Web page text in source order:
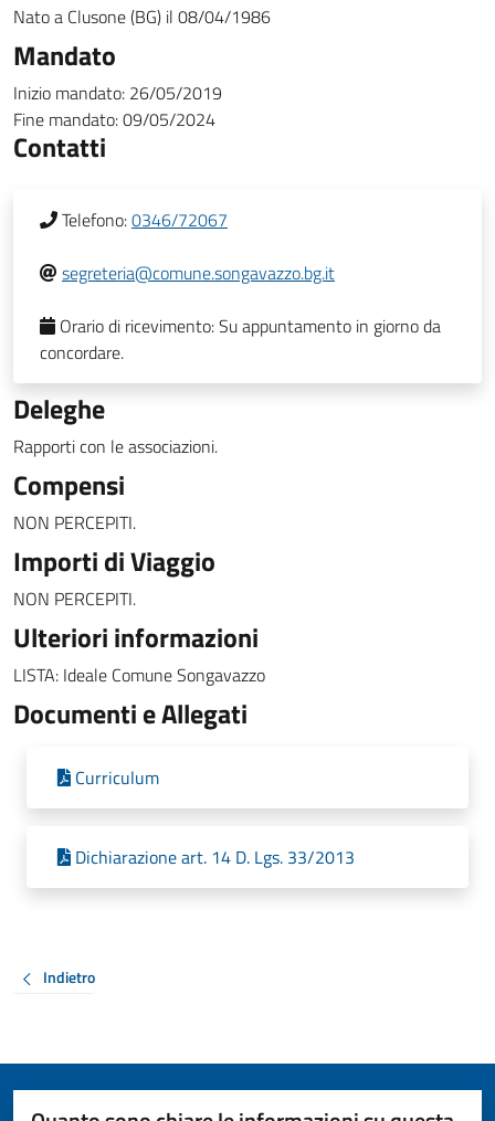
Nato a Clusone (BG) il 08/04/1986
Mandato
Inizio mandato: 26/05/2019
Fine mandato:09/05/2024
Contatti
Telefono:0346/72067
segreteria@comune.songavazzo.bg.it
Orario di ricevimento:Su appuntamento in giorno da
concordare.
Deleghe
Rapporti con le associazioni.
Compensi
NON PERCEPITI.
Importi di Viaggio
NON PERCEPITI.
Ulteriori informazioni
LISTA: Ideale Comune Songavazzo
Documenti e Allegati
Curriculum
Dichiarazione art. 14 D. Lgs. 33/2013
Indietro